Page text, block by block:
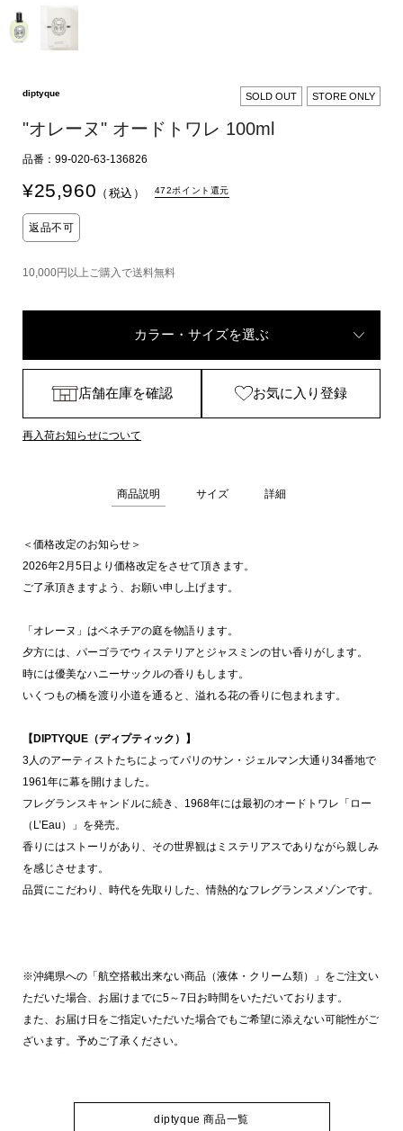
diptyque SOLD OUT STORE ONLY
"オレーヌ" オードトワレ 100ml
品番：99-020-63-136826
¥25,960 （税込） 472ポイント還元
返品不可
10,000円以上ご購入で送料無料
カラー・サイズを選ぶ
店舗在庫を確認 お気に入り登録
再入荷お知らせについて
商品説明 サイズ 詳細
＜価格改定のお知らせ＞
2026年2月5日より価格改定をさせて頂きます。
ご了承頂きますよう、お願い申し上げます。
「オレーヌ」はベネチアの庭を物語ります。
夕方には、パーゴラでウィステリアとジャスミンの甘い香りがします。
時には優美なハニーサックルの香りもします。
いくつもの橋を渡り小道を通ると、溢れる花の香りに包まれます。
【DIPTYQUE（ディプティック）】
3人のアーティストたちによってパリのサン・ジェルマン大通り34番地で
1961年に幕を開けました。
フレグランスキャンドルに続き、1968年には最初のオードトワレ「ロー
（L’Eau）」を発売。
香りにはストーリがあり、その世界観はミステリアスでありながら親しみ
を感じさせます。
品質にこだわり、時代を先取りした、情熱的なフレグランスメゾンです。
※沖縄県への「航空搭載出来ない商品（液体・クリーム類）」をご注文い
ただいた場合、お届けまでに5～7日お時間をいただいております。
また、お届け日をご指定いただいた場合でもご希望に添えない可能性がご
ざいます。予めご了承ください。
diptyque 商品一覧